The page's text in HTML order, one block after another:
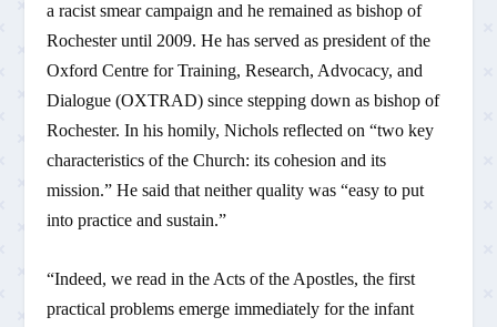
a racist smear campaign and he remained as bishop of
Rochester until 2009. He has served as president of the
Oxford Centre for Training, Research, Advocacy, and
Dialogue (OXTRAD) since stepping down as bishop of
Rochester. In his homily, Nichols reflected on “two key
characteristics of the Church: its cohesion and its
mission.” He said that neither quality was “easy to put
into practice and sustain.”
“Indeed, we read in the Acts of the Apostles, the first
practical problems emerge immediately for the infant